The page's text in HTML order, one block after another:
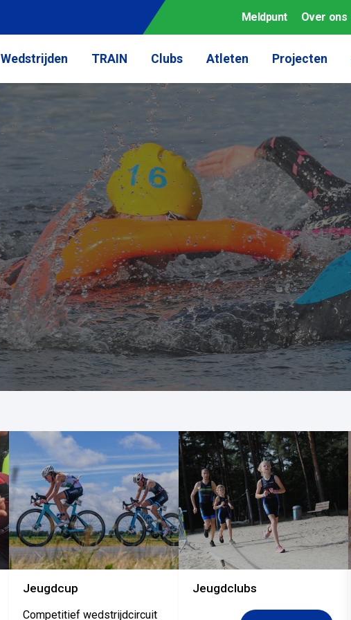
Even geduld...
Meldpunt Over ons
Wedstrijden TRAIN Clubs Atleten Projecten
Jeugdcup
Competitief wedstrijdcircuit
Jeugdclubs